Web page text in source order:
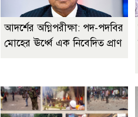
আদর্শের অগ্নিপরীক্ষা: পদ-পদবির
মোহের ঊর্ধ্বে এক নিবেদিত প্রাণ